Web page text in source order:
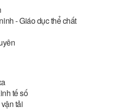
- Giáo dục thể chất
tế số
tải